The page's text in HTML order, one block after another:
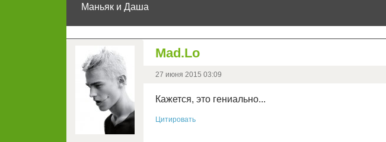
Маньяк и Даша
Mad.Lo
27 июня 2015 03:09
Кажется, это гениально...
Цитировать